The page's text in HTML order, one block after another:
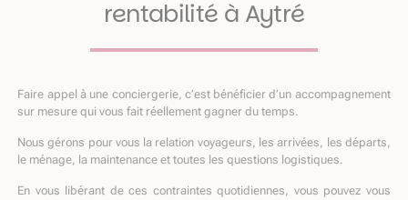
rentabilité à Aytré
Faire appel à une conciergerie, c’est bénéficier d’un accompagnement
sur mesure qui vous fait réellement gagner du temps.
Nous gérons pour vous la relation voyageurs, les arrivées, les départs,
le ménage, la maintenance et toutes les questions logistiques.
En vous libérant de ces contraintes quotidiennes, vous pouvez vous